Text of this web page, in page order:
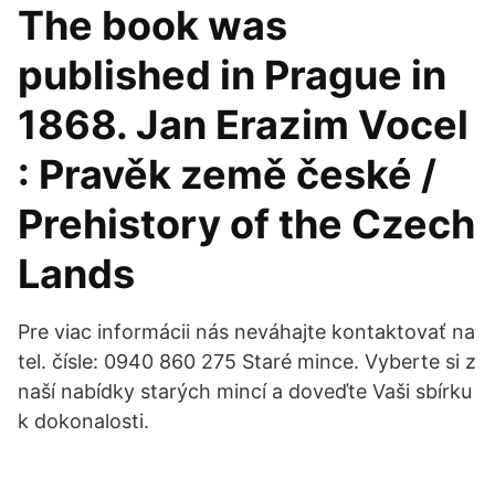
The book was
published in Prague in
1868. Jan Erazim Vocel
: Pravěk země české /
Prehistory of the Czech
Lands
Pre viac informácii nás neváhajte kontaktovať na
tel. čísle: 0940 860 275 Staré mince. Vyberte si z
naší nabídky starých mincí a doveďte Vaši sbírku
k dokonalosti.